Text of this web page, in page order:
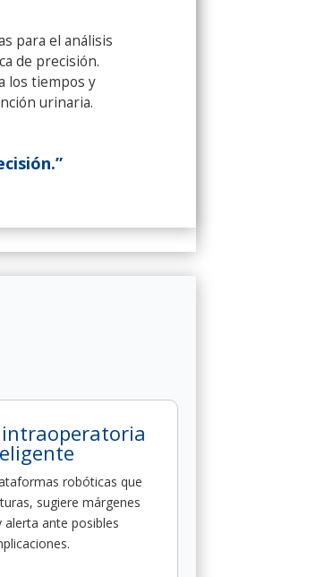
para el análisis
de precisión.
los tiempos y
urinaria.
robóticas que
sugiere márgenes
alerta ante posibles